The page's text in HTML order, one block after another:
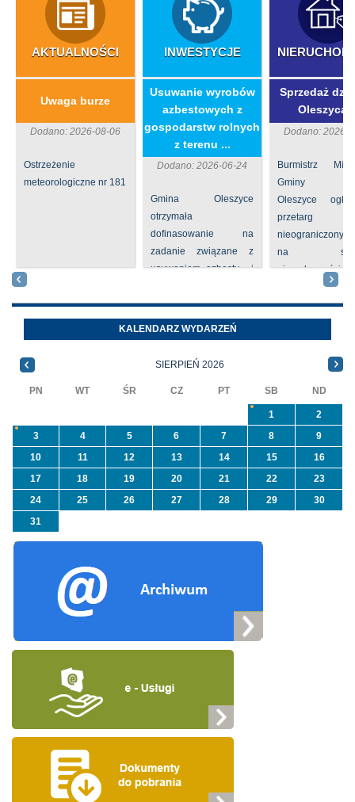
AKTUALNOŚCI
Uwaga burze
Dodano: 2026-08-06
Ostrzeżenie
meteorologiczne nr 181
INWESTYCJE
​Usuwanie wyrobów
azbestowych z
gospodarstw rolnych
z terenu ...
Dodano: 2026-06-24
Gmina Oleszyce
otrzymała
dofinasowanie na
zadanie związane z
usuwaniem azbestu i
azbest w ramach
programu
priorytetowego
Sprzedaż
Dodano: 2026-
Burmistrz
Gminy
Oleszyce
przetarg
nieograniczony
na
nieruchomości nr
Oleszycach
Orzeszkowej.
informacji ...
KALENDARZ WYDARZEŃ
SIERPIEŃ 2026
PN WT ŚR CZ PT SB ND
1
2
3
4 5 6 7 8
9
10
11 12 13 14 15
16
17
18 19 20 21 22
23
24
25 26 27 28 29
30
31